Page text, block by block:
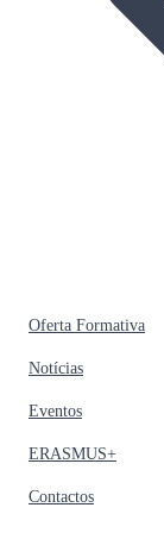
Oferta Formativa
Notícias
Eventos
ERASMUS+
Contactos